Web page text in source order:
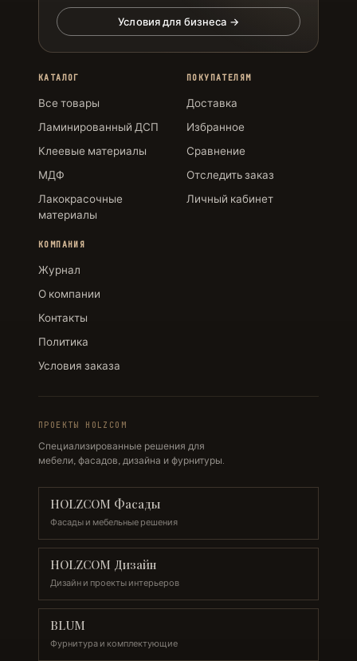
Условия для бизнеса →
КАТАЛОГ
Все товары
Ламинированный ДСП
Клеевые материалы
МДФ
Лакокрасочные
материалы
ПОКУПАТЕЛЯМ
Доставка
Избранное
Сравнение
Отследить заказ
Личный кабинет
КОМПАНИЯ
Журнал
О компании
Контакты
Политика
Условия заказа
ПРОЕКТЫ HOLZCOM
Специализированные решения для
мебели, фасадов, дизайна и фурнитуры.
HOLZCOM Фасады
Фасады и мебельные решения
HOLZCOM Дизайн
Дизайн и проекты интерьеров
BLUM
Фурнитура и комплектующие